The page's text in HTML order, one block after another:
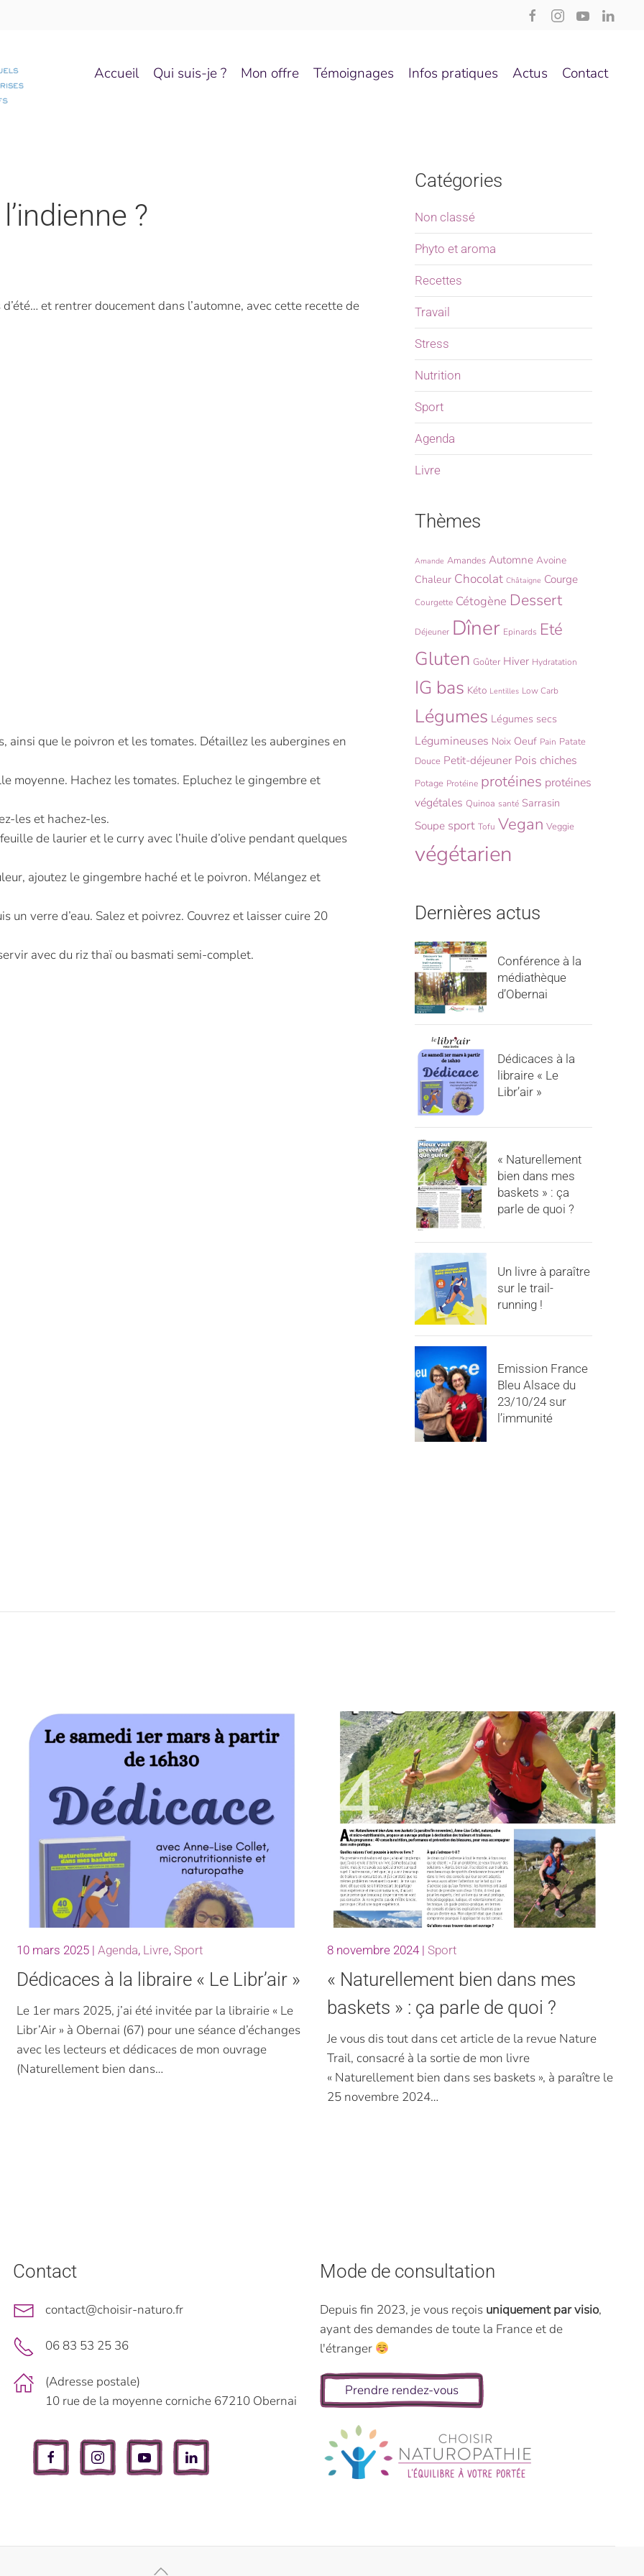
Accueil Qui suis-je ? Mon offre Témoignages Infos pratiques Actus Contact
?
et rentrer doucement dans l’automne, avec cette recette de
ainsi que le poivron et les tomates. Détaillez les aubergines en
moyenne. Hachez les tomates. Epluchez le gingembre et
les et hachez-les.
de laurier et le curry avec l’huile d’olive pendant quelques
ajoutez le gingembre haché et le poivron. Mélangez et
un verre d’eau. Salez et poivrez. Couvrez et laisser cuire 20
avec du riz thaï ou basmati semi-complet.
Catégories
Non classé
Phyto et aroma
Recettes
Travail
Stress
Nutrition
Sport
Agenda
Livre
Thèmes
Amande Amandes Automne Avoine
Chaleur Chocolat Châtaigne Courge
Courgette Cétogène Dessert
Déjeuner Dîner Epinards Eté
Gluten Goûter Hiver Hydratation
IG bas Kéto Lentilles Low Carb
Légumes Légumes secs
Légumineuses Noix Oeuf Pain Patate
Douce Petit-déjeuner Pois chiches
Potage Protéine protéines protéines
végétales Quinoa santé Sarrasin
Soupe sport Tofu Vegan Veggie
végétarien
Dernières actus
Conférence à la
médiathèque
d’Obernai
Dédicaces à la
libraire « Le
Libr’air »
« Naturellement
bien dans mes
baskets » : ça
parle de quoi ?
Un livre à paraître
sur le trail-
running !
Emission France
Bleu Alsace du
23/10/24 sur
l’immunité
10 mars 2025 |Agenda, Livre,Sport
Dédicaces à la libraire « Le Libr’air »
Le 1er mars 2025, j’ai été invitée par la librairie « Le
Libr’Air » à Obernai (67) pour une séance d’échanges
avec les lecteurs et dédicaces de mon ouvrage
(Naturellement bien dans…
8 novembre 2024| Sport
« Naturellement bien dans mes
baskets » : ça parle de quoi ?
Je vous dis tout dans cet article de la revue Nature
Trail, consacré à la sortie de mon livre
« Naturellement bien dans ses baskets », à paraître le
25 novembre 2024…
Contact
contact@choisir-naturo.fr
06 83 53 25 36
(Adresse postale)
10 rue de la moyenne corniche 67210 Obernai
Mode de consultation
Depuis fin 2023, je vous reçois uniquement par visio,
ayant des demandes de toute la France et de
l'étranger
Prendre rendez-vous